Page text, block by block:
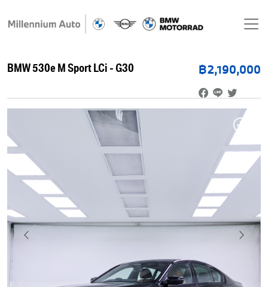
BMW 530e M Sport LCi - G30 ฿2,190,000